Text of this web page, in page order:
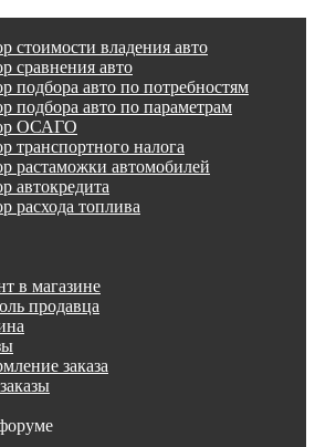
стоимости владения авто
сравнения авто
подбора авто по потребностям
подбора авто по параметрам
ОСАГО
транспортного налога
растаможки автомобилей
автокредита
расхода топлива
в магазине
продавца
заказа